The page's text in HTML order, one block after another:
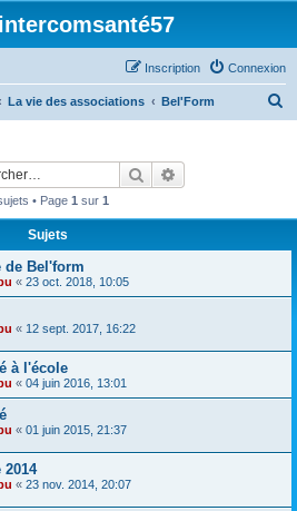
Connexion
Inscription
La vie des associations Bel'Form
Rechercher
• Page 1 sur 1
Sujets
de Bel'form
« 23 oct. 2018, 10:05
« 12 sept. 2017, 16:22
à l'école
« 04 juin 2016, 13:01
« 01 juin 2015, 21:37
2014
« 23 nov. 2014, 20:07